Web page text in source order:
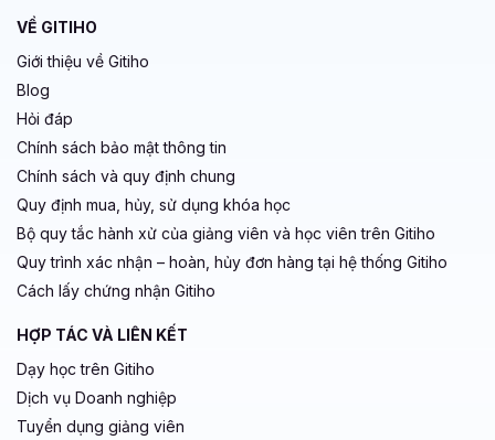
VỀ GITIHO
Giới thiệu về Gitiho
Blog
Hỏi đáp
Chính sách bảo mật thông tin
Chính sách và quy định chung
Quy định mua, hủy, sử dụng khóa học
Bộ quy tắc hành xử của giảng viên và học viên trên Gitiho
Quy trình xác nhận – hoàn, hủy đơn hàng tại hệ thống Gitiho
Cách lấy chứng nhận Gitiho
HỢP TÁC VÀ LIÊN KẾT
Dạy học trên Gitiho
Dịch vụ Doanh nghiệp
Tuyển dụng giảng viên